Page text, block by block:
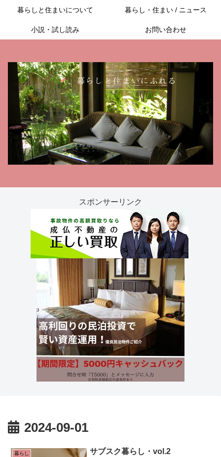
暮らしと住まいについて 暮らし・住まい / ニュース
小説・試し読み お問い合わせ
スポンサーリンク
2024-09-01
暮らし サブスク暮らし・vol.2